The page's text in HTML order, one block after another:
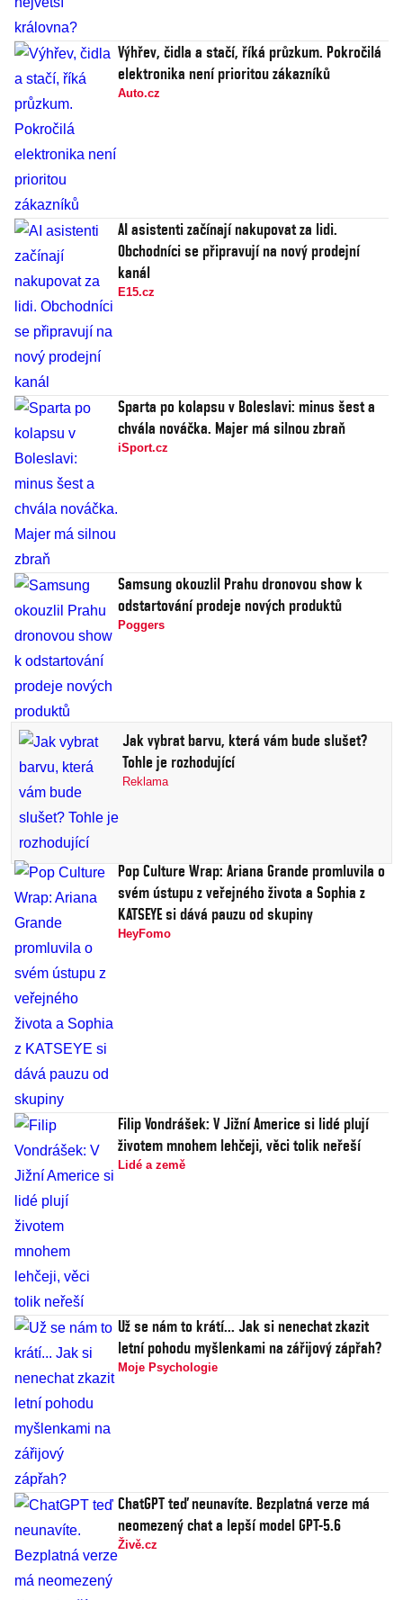
Výhřev, čidla a stačí, říká průzkum. Pokročilá
elektronika není prioritou zákazníků
Auto.cz
AI asistenti začínají nakupovat za lidi.
Obchodníci se připravují na nový prodejní
kanál
E15.cz
Sparta po kolapsu v Boleslavi: minus šest a
chvála nováčka. Majer má silnou zbraň
iSport.cz
Samsung okouzlil Prahu dronovou show k
odstartování prodeje nových produktů
Poggers
Jak vybrat barvu, která vám bude slušet?
Tohle je rozhodující
Reklama
Pop Culture Wrap: Ariana Grande promluvila o
svém ústupu z veřejného života a Sophia z
KATSEYE si dává pauzu od skupiny
HeyFomo
Filip Vondrášek: V Jižní Americe si lidé plují
životem mnohem lehčeji, věci tolik neřeší
Lidé a země
Už se nám to krátí... Jak si nenechat zkazit
letní pohodu myšlenkami na zářijový zápřah?
Moje Psychologie
ChatGPT teď neunavíte. Bezplatná verze má
neomezený chat a lepší model GPT-5.6
Živě.cz